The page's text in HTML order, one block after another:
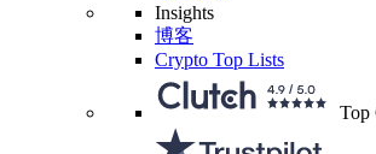
Insights
博客
Crypto Top Lists
Top